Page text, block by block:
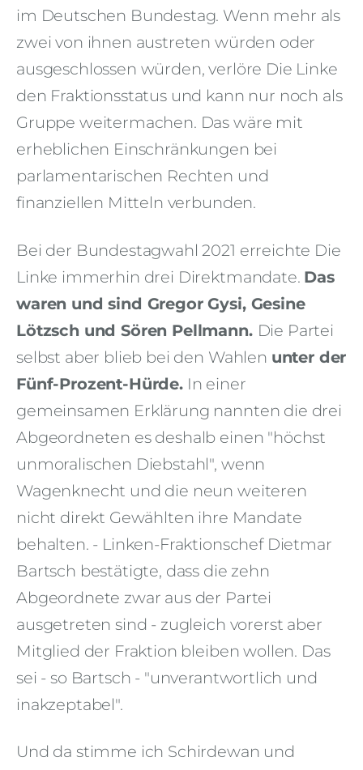
im Deutschen Bundestag. Wenn mehr als
zwei von ihnen austreten würden oder
ausgeschlossen würden, verlöre Die Linke
den Fraktionsstatus und kann nur noch als
Gruppe weitermachen. Das wäre mit
erheblichen Einschränkungen bei
parlamentarischen Rechten und
finanziellen Mitteln verbunden.
Bei der Bundestagwahl 2021 erreichte Die
Linke immerhin drei Direktmandate. Das
waren und sind Gregor Gysi, Gesine
Lötzsch und Sören Pellmann. Die Partei
selbst aber blieb bei den Wahlen unter der
Fünf-Prozent-Hürde.In einer
gemeinsamen Erklärung nannten die drei
Abgeordneten es deshalb einen "höchst
unmoralischen Diebstahl", wenn
Wagenknecht und die neun weiteren
nicht direkt Gewählten ihre Mandate
behalten. - Linken-Fraktionschef Dietmar
Bartsch bestätigte, dass die zehn
Abgeordnete zwar aus der Partei
ausgetreten sind - zugleich vorerst aber
Mitglied der Fraktion bleiben wollen. Das
sei - so Bartsch - "unverantwortlich und
inakzeptabel".
Und da stimme ich Schirdewan und